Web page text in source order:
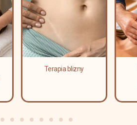
Terapia blizny